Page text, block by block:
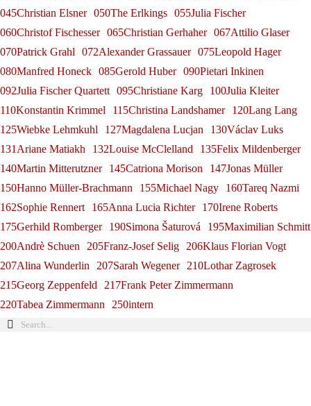
045Christian Elsner 050The Erlkings 055Julia Fischer
060Christof Fischesser 065Christian Gerhaher 067Attilio Glaser
070Patrick Grahl
072Alexander Grassauer 075Leopold Hager
080Manfred Honeck 085Gerold Huber 090Pietari Inkinen
092Julia Fischer Quartett 095Christiane Karg
100Julia Kleiter
110Konstantin Krimmel
115Christina Landshamer
120Lang Lang
125Wiebke Lehmkuhl
127Magdalena Lucjan
130Václav Luks
131Ariane Matiakh
132Louise McClelland
135Felix Mildenberger
140Martin Mitterutzner
145Catriona Morison
147Jonas Müller
150Hanno Müller-Brachmann
155Michael Nagy
160Tareq Nazmi
162Sophie Rennert
165Anna Lucia Richter
170Irene Roberts
175Gerhild Romberger
190Simona Šaturová
195Maximilian Schmitt
200Andrè Schuen
205Franz-Josef Selig
206Klaus Florian Vogt
207Alina Wunderlin
207Sarah Wegener
210Lothar Zagrosek
215Georg Zeppenfeld
217Frank Peter Zimmermann
220Tabea Zimmermann
250intern